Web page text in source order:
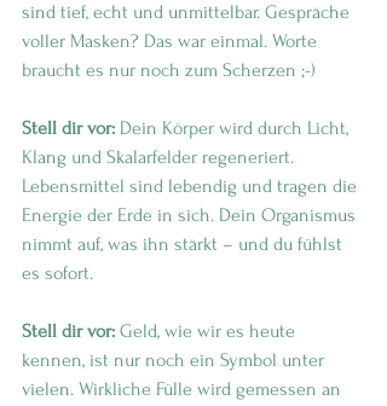
sind tief, echt und unmittelbar. Gespräche
voller Masken? Das war einmal. Worte
braucht es nur noch zum Scherzen ;-)
Stell dir vor: Dein Körper wird durch Licht,
Klang und Skalarfelder regeneriert.
Lebensmittel sind lebendig und tragen die
Energie der Erde in sich. Dein Organismus
nimmt auf, was ihn stärkt – und du fühlst
es sofort.
Stell dir vor: Geld, wie wir es heute
kennen, ist nur noch ein Symbol unter
vielen. Wirkliche Fülle wird gemessen an